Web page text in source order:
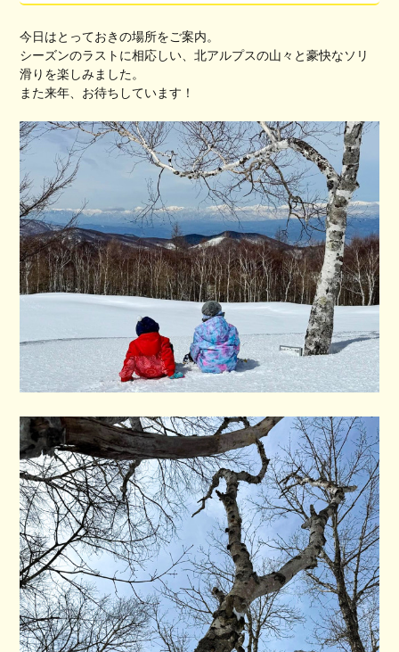
今日はとっておきの場所をご案内。
シーズンのラストに相応しい、北アルプスの山々と豪快なソリ
滑りを楽しみました。
また来年、お待ちしています！